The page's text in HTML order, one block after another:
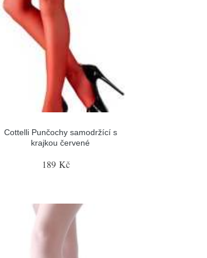
Cottelli Punčochy samodržící s
krajkou červené
189 Kč